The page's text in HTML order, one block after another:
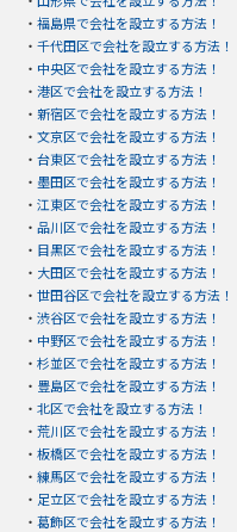
・ 福島県で会社を設立する方法！
・ 千代田区で会社を設立する方法！
・ 中央区で会社を設立する方法！
・ 港区で会社を設立する方法！
・ 新宿区で会社を設立する方法！
・ 文京区で会社を設立する方法！
・ 台東区で会社を設立する方法！
・ 墨田区で会社を設立する方法！
・ 江東区で会社を設立する方法！
・ 品川区で会社を設立する方法！
・ 目黒区で会社を設立する方法！
・ 大田区で会社を設立する方法！
・ 世田谷区で会社を設立する方法！
・ 渋谷区で会社を設立する方法！
・ 中野区で会社を設立する方法！
・ 杉並区で会社を設立する方法！
・ 豊島区で会社を設立する方法！
・ 北区で会社を設立する方法！
・ 荒川区で会社を設立する方法！
・ 板橋区で会社を設立する方法！
・ 練馬区で会社を設立する方法！
・ 足立区で会社を設立する方法！
・ 葛飾区で会社を設立する方法！